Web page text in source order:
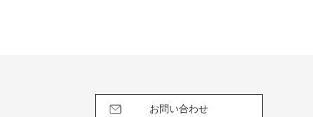
お問い合わせ